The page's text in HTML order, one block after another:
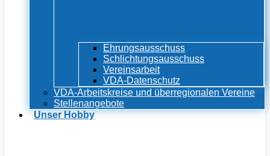
Ehrungsausschuss
Schlichtungsausschuss
Vereinsarbeit
VDA-Datenschutz
VDA-Arbeitskreise und überregionalen Vereine
Stellenangebote
Unser Hobby